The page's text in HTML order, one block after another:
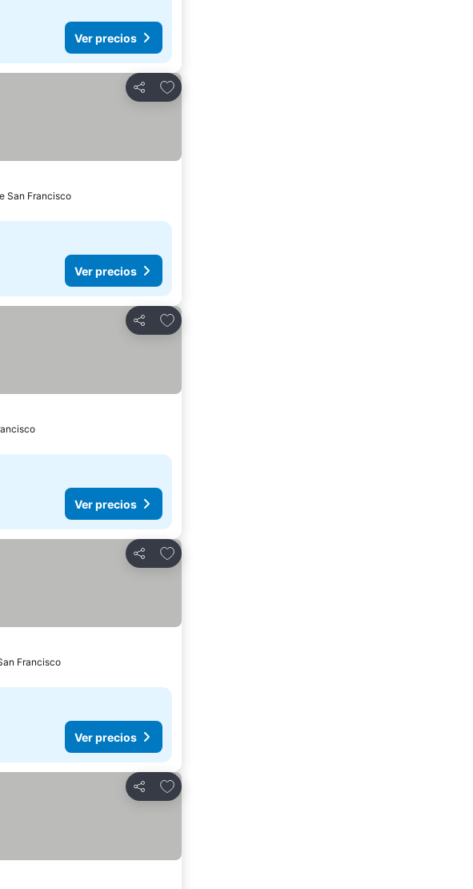
Ver precios
Compartir
Agregar a favoritos
San Francisco
Ver precios
Compartir
Agregar a favoritos
Ver precios
Compartir
Agregar a favoritos
Francisco
Ver precios
Compartir
Agregar a favoritos